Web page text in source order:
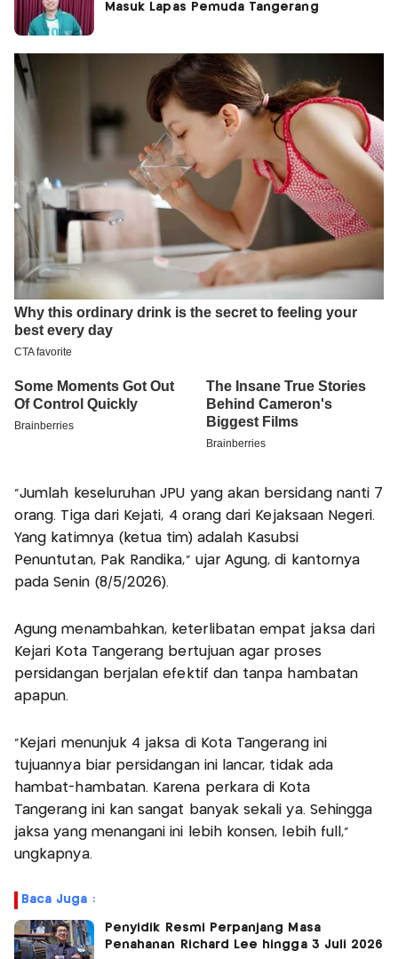
Masuk Lapas Pemuda Tangerang
"Jumlah keseluruhan JPU yang akan bersidang nanti 7
orang. Tiga dari Kejati, 4 orang dari Kejaksaan Negeri.
Yang katimnya (ketua tim) adalah Kasubsi
Penuntutan, Pak Randika," ujar Agung, di kantornya
pada Senin (8/5/2026).
Agung menambahkan, keterlibatan empat jaksa dari
Kejari Kota Tangerang bertujuan agar proses
persidangan berjalan efektif dan tanpa hambatan
apapun.
"Kejari menunjuk 4 jaksa di Kota Tangerang ini
tujuannya biar persidangan ini lancar, tidak ada
hambat-hambatan. Karena perkara di Kota
Tangerang ini kan sangat banyak sekali ya. Sehingga
jaksa yang menangani ini lebih konsen, lebih full,"
ungkapnya.
Baca Juga :
Penyidik Resmi Perpanjang Masa
Penahanan Richard Lee hingga 3 Juli 2026